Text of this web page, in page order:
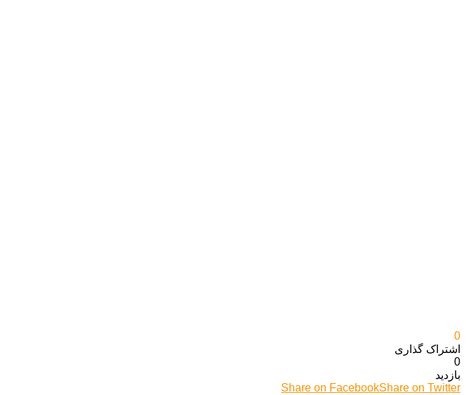
0
اشتراک گذاری‌
0
بازدید
Share on FacebookShare on Twitter